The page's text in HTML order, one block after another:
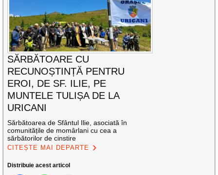
SĂRBĂTOARE CU
RECUNOȘTINȚĂ PENTRU
EROI, DE SF. ILIE, PE
MUNTELE TULIȘA DE LA
URICANI
Sărbătoarea de Sfântul Ilie, asociată în
comunitățile de momârlani cu cea a
sărbătorilor de cinstire
CITEȘTE MAI DEPARTE
Distribuie acest articol